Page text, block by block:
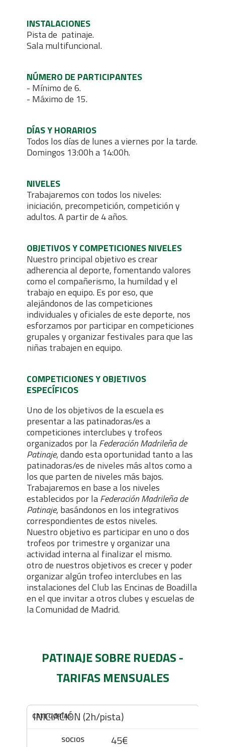
INSTALACIONES
Pista de patinaje.
Sala multifuncional.
NÚMERO DE PARTICIPANTES
- Mínimo de 6.
- Máximo de 15.
DÍAS Y HORARIOS
Todos los días de lunes a viernes por la tarde.
Domingos 13:00h a 14:00h.
NIVELES
Trabajaremos con todos los niveles:
iniciación, precompetición, competición y
adultos. A partir de 4 años.
OBJETIVOS Y COMPETICIONES NIVELES
Nuestro principal objetivo es crear
adherencia al deporte, fomentando valores
como el compañerismo, la humildad y el
trabajo en equipo. Es por eso, que
alejándonos de las competiciones
individuales y oficiales de este deporte, nos
esforzamos por participar en competiciones
grupales y organizar festivales para que las
niñas trabajen en equipo.
COMPETICIONES Y OBJETIVOS
ESPECÍFICOS
Uno de los objetivos de la escuela es
presentar a las patinadoras/es a
competiciones interclubes y trofeos
organizados por laFederación Madrileña de
Patinaje, dando esta oportunidad tanto a las
patinadoras/es de niveles más altos como a
los que parten de niveles más bajos.
Trabajaremos en base a los niveles
establecidos por laFederación Madrileña de
Patinaje, basándonos en los integrativos
correspondientes de estos niveles.
Nuestro objetivo es participar en uno o dos
trofeos por trimestre y organizar una
actividad interna al finalizar el mismo.
otro de nuestros objetivos es crecer y poder
organizar algún trofeo interclubes en las
instalaciones del Club las Encinas de Boadilla
en el que invitar a otros clubes y escuelas de
la Comunidad de Madrid.
PATINAJE SOBRE RUEDAS -
TARIFAS MENSUALES
INICIACIÓN (2h/pista)
45€